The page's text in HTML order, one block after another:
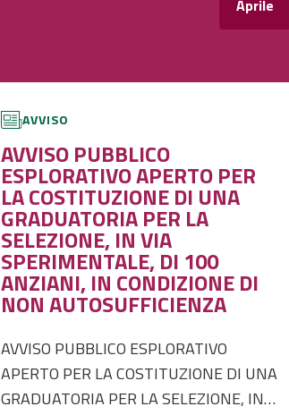
Aprile
AVVISO
AVVISO PUBBLICO
ESPLORATIVO APERTO PER
LA COSTITUZIONE DI UNA
GRADUATORIA PER LA
SELEZIONE, IN VIA
SPERIMENTALE, DI 100
ANZIANI, IN CONDIZIONE DI
NON AUTOSUFFICIENZA
AVVISO PUBBLICO ESPLORATIVO
APERTO PER LA COSTITUZIONE DI UNA
GRADUATORIA PER LA SELEZIONE, IN